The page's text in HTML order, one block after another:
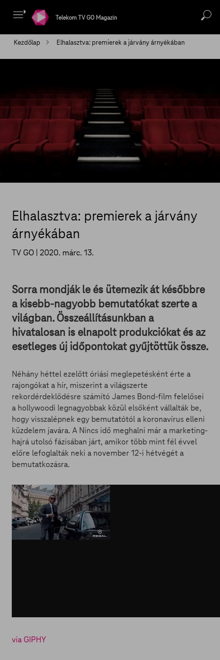
Telekom TV GO Magazin
Kezdőlap Elhalasztva: premierek a járvány árnyékában
Elhalasztva: premierek a járvány
árnyékában
TV GO | 2020. márc. 13.
Sorra mondják le és ütemezik át későbbre
a kisebb-nagyobb bemutatókat szerte a
világban. Összeállításunkban a
hivatalosan is elnapolt produkciókat és az
esetleges új időpontokat gyűjtöttük össze.
Néhány héttel ezelőtt óriási meglepetésként érte a
rajongókat a hír, miszerint a világszerte
rekordérdeklődésre számító James Bond-film felelősei
a hollywoodi legnagyobbak közül elsőként vállalták be,
hogy visszalépnek egy bemutatótól a koronavírus elleni
küzdelem javára. A Nincs idő meghalni már a marketing-
hajrá utolsó fázisában járt, amikor több mint fél évvel
előre lefoglalták neki a november 12-i hétvégét a
bemutatkozásra.
via GIPHY